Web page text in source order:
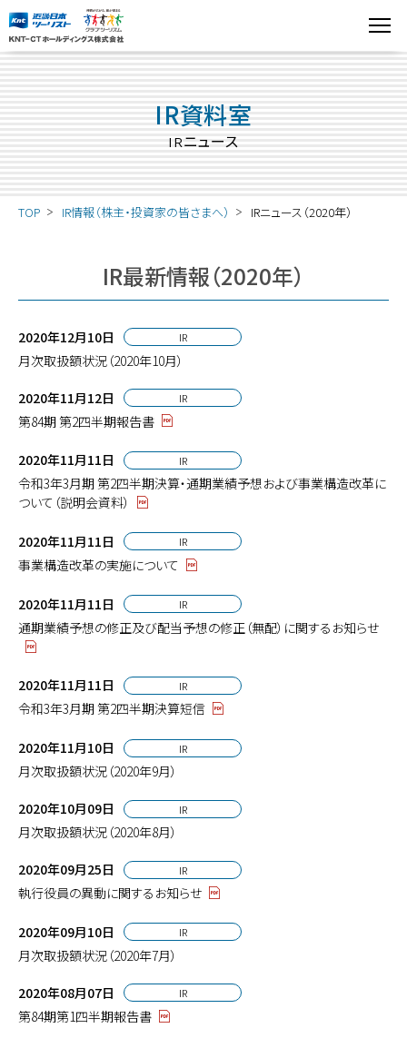
IR資料室
IRニュース
TOP IR情報（株主・投資家の皆さまへ） IRニュース（2020年）
IR最新情報（2020年）
2020年12月10日 IR
月次取扱額状況（2020年10月）
2020年11月12日 IR
第84期 第2四半期報告書
2020年11月11日 IR
令和3年3月期 第2四半期決算・通期業績予想および事業構造改革に
ついて（説明会資料）
2020年11月11日 IR
事業構造改革の実施について
2020年11月11日 IR
通期業績予想の修正及び配当予想の修正（無配）に関するお知らせ
2020年11月11日 IR
令和3年3月期 第2四半期決算短信
2020年11月10日 IR
月次取扱額状況（2020年9月）
2020年10月09日 IR
月次取扱額状況（2020年8月）
2020年09月25日 IR
執行役員の異動に関するお知らせ
2020年09月10日 IR
月次取扱額状況（2020年7月）
2020年08月07日 IR
第84期第1四半期報告書